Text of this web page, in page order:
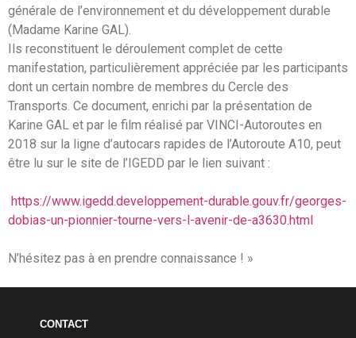
générale de l’environnement et du développement durable
(Madame Karine GAL).
Ils reconstituent le déroulement complet de cette
manifestation, particulièrement appréciée par les participants
dont un certain nombre de membres du Cercle des
Transports. Ce document, enrichi par la présentation de
Karine GAL et par le film réalisé par VINCI-Autoroutes en
2018 sur la ligne d’autocars rapides de l’Autoroute A10, peut
être lu sur le site de l’IGEDD par le lien suivant :
https://www.igedd.developpement-durable.gouv.fr/georges-
dobias-un-pionnier-tourne-vers-l-avenir-de-a3630.html
N’hésitez pas à en prendre connaissance ! »
CONTACT